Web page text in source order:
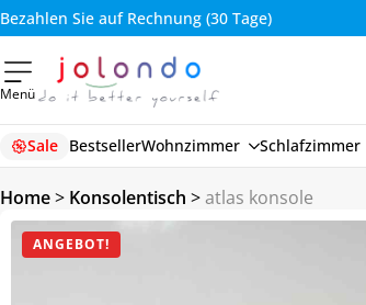
Bezahlen Sie auf Rechnung (30 Tage)
Menü
Sale BestsellerWohnzimmer Schlafzimmer
Home> Konsolentisch >atlas konsole
ANGEBOT!